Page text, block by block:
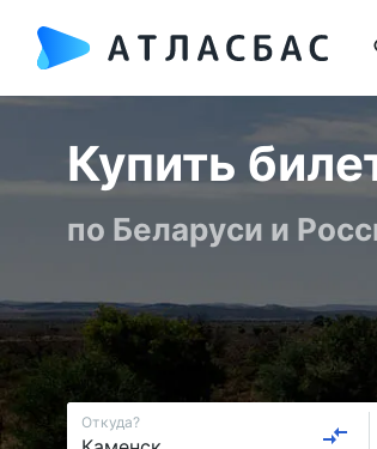
Купить
по Беларуси и
Откуда?